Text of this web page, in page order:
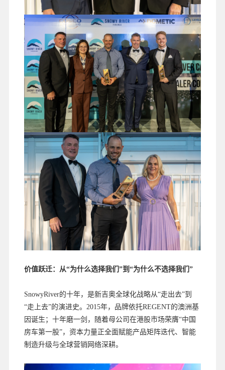
价值跃迁：从“为什么选择我们”到“为什么不选择我们”
SnowyRiver的十年，是新吉奥全球化战略从“走出去”到
“走上去”的演进史。2015年，品牌依托REGENT的澳洲基
因诞生；十年磨一剑，随着母公司在港股市场荣膺“中国
房车第一股”，资本力量正全面赋能产品矩阵迭代、智能
制造升级与全球营销网络深耕。